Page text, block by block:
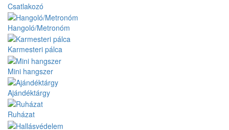
Csatlakozó
Hangoló/Metronóm
Karmesteri pálca
Mini hangszer
Ajándéktárgy
Ruházat